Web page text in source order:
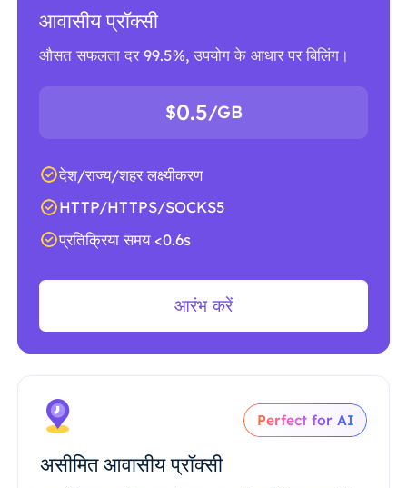
आवासीय प्रॉक्सी
औसत सफलता दर 99.5%, उपयोग के आधार पर बिलिंग।
$0.5/GB
देश/राज्य/शहर लक्ष्यीकरण
HTTP/HTTPS/SOCKS5
प्रतिक्रिया समय <0.6s
आरंभ करें
Perfect for AI
असीमित आवासीय प्रॉक्सी